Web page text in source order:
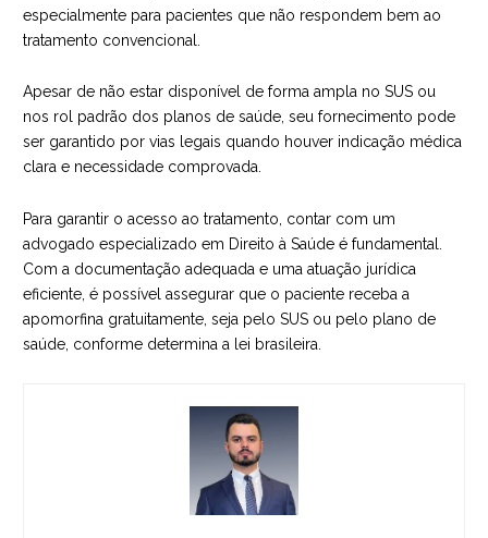
especialmente para pacientes que não respondem bem ao
tratamento convencional.
Apesar de não estar disponível de forma ampla no SUS ou
nos rol padrão dos planos de saúde, seu fornecimento pode
ser garantido por vias legais quando houver indicação médica
clara e necessidade comprovada.
Para garantir o acesso ao tratamento, contar com um
advogado especializado em Direito à Saúde é fundamental.
Com a documentação adequada e uma atuação jurídica
eficiente, é possível assegurar que o paciente receba a
apomorfina gratuitamente, seja pelo SUS ou pelo plano de
saúde, conforme determina a lei brasileira.